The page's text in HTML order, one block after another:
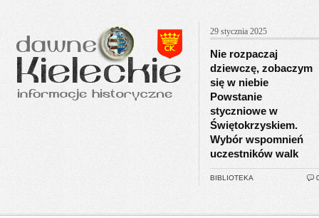
29 stycznia 2025
Nie rozpaczaj
dziewczę, zobaczym
się w niebie
Powstanie
styczniowe w
Świętokrzyskiem.
Wybór wspomnień
uczestników walk
BIBLIOTEKA